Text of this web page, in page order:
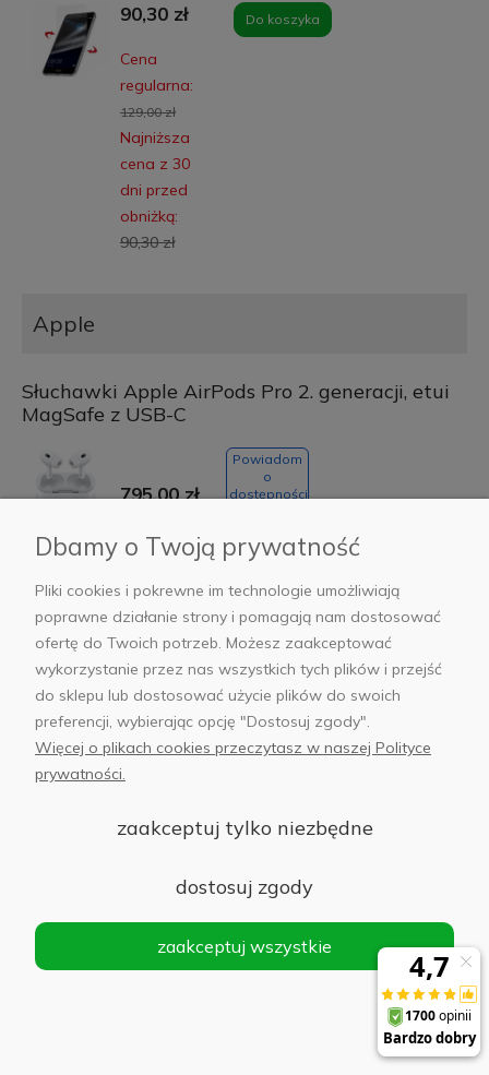
90,30 zł
Cena
regularna:
129,00 zł
Najniższa
cena z 30
dni przed
obniżką:
90,30 zł
Do koszyka
Apple
Słuchawki Apple AirPods Pro 2. generacji, etui
MagSafe z USB-C
795,00 zł
Powiadom
o
dostępności
Słuchawki Apple AirPods 4. generacji z
aktywną redukcją hałasu
779,00 zł Do koszyka
Słuchawki Apple AirPods Pro 3 gen. + MagSafe
Dbamy o Twoją prywatność
Pliki cookies i pokrewne im technologie umożliwiają
poprawne działanie strony i pomagają nam dostosować
ofertę do Twoich potrzeb. Możesz zaakceptować
wykorzystanie przez nas wszystkich tych plików i przejść
do sklepu lub dostosować użycie plików do swoich
preferencji, wybierając opcję "Dostosuj zgody".
Więcej o plikach cookies przeczytasz w naszej Polityce
prywatności.
zaakceptuj tylko niezbędne
dostosuj zgody
zaakceptuj wszystkie